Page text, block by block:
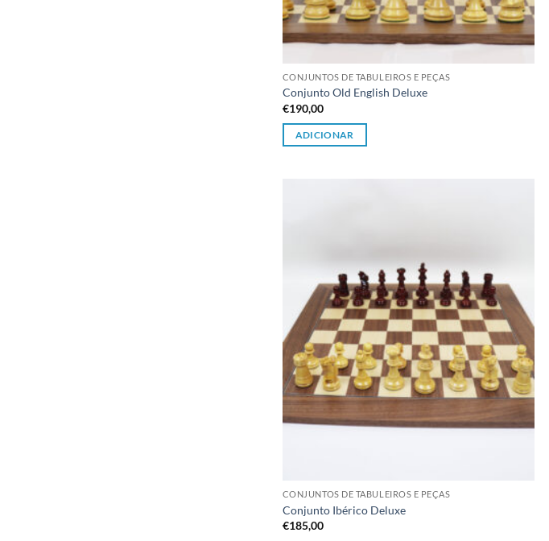
CONJUNTOS DE TABULEIROS E PEÇAS
Conjunto Old English Deluxe
€190,00
ADICIONAR
CONJUNTOS DE TABULEIROS E PEÇAS
Conjunto Ibérico Deluxe
€185,00